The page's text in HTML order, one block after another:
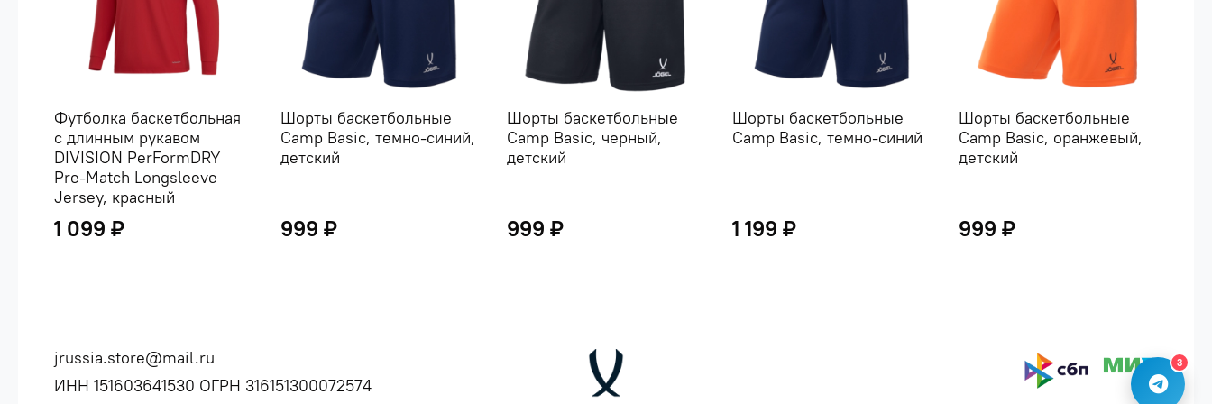
Футболка баскетбольная
с длинным рукавом
DIVISION PerFormDRY
Pre-Match Longsleeve
Jersey, красный
1 099 ₽
Шорты баскетбольные
Camp Basic, темно-синий,
детский
999 ₽
Шорты баскетбольные
Camp Basic, черный,
детский
999 ₽
Шорты баскетбольные
Camp Basic, темно-синий
1 199 ₽
Шорты баскетбольные
Camp Basic, оранжевый,
детский
999 ₽
jrussia.store@mail.ru
ИНН 151603641530 ОГРН 316151300072574
3